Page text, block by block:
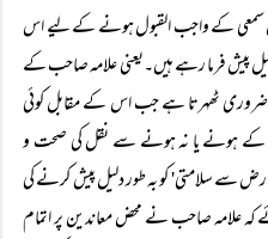
سمعی کے واجب القبول ہونے کے لیے اس
پیش فرما رہے ہیں۔یعنی علامہ صاحب کے
ضروری ٹھہرتا ہے جب اس کے مقابل کوئی
کے ہونے یا نہ ہونے سے نقل کی صحت و
سے سلامتی' کو بہ طور دلیل پیش کرنے کی
کہ علامہ صاحب نے محض معاندین پر اتمام